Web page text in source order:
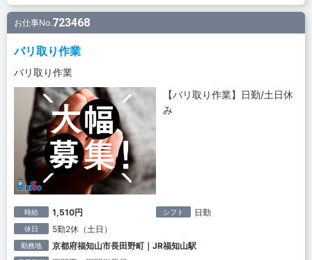
お仕事No.723468
バリ取り作業
バリ取り作業
【バリ取り作業】日勤/土日休
み
時給 1,510円 シフト 日勤
休日 5勤2休（土日）
勤務地 京都府福知山市長田野町｜JR福知山駅